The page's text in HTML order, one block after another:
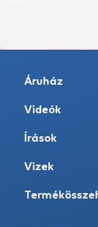
Áruház
Videók
Írások
Vizek